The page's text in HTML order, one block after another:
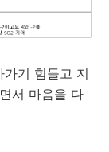
기 힘들고 지
서 마음을 다